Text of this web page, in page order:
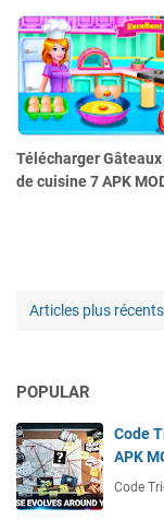
Télécharger Gâteaux
de cuisine 7 APK
Articles plus récents
POPULAR
Code
APK
Code